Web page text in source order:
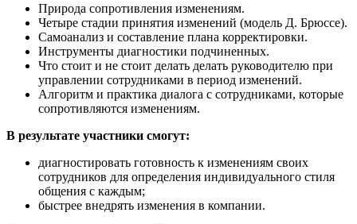
Природа сопротивления изменениям.
Четыре стадии принятия изменений (модель Д. Брюссе).
Самоанализ и составление плана корректировки.
Инструменты диагностики подчиненных.
Что стоит и не стоит делать делать руководителю при
управлении сотрудниками в период изменений.
Алгоритм и практика диалога с сотрудниками, которые
сопротивляются изменениям.
В результате участники смогут:
диагностировать готовность к изменениям своих
сотрудников для определения индивидуального стиля
общения с каждым;
быстрее внедрять изменения в компании.